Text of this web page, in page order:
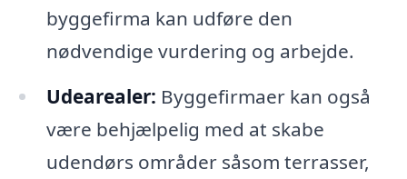
byggefirma kan udføre den
nødvendige vurdering og arbejde.
Udearealer: Byggefirmaer kan også
være behjælpelig med at skabe
udendørs områder såsom terrasser,